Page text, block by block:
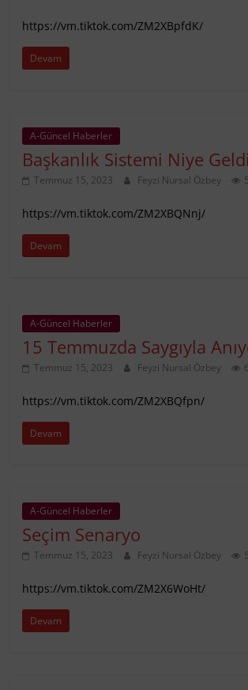
https://vm.tiktok.com/ZM2XBpfdK/
Devam
A-Güncel Haberler
Başkanlık Sistemi Niye
Temmuz 15, 2023 Feyzi Nursal Özbey
https://vm.tiktok.com/ZM2XBQNnj/
Devam
A-Güncel Haberler
15 Temmuzda Saygıyla
Temmuz 15, 2023 Feyzi Nursal Özbey
https://vm.tiktok.com/ZM2XBQfpn/
Devam
A-Güncel Haberler
Seçim Senaryo
Temmuz 15, 2023 Feyzi Nursal Özbey
https://vm.tiktok.com/ZM2X6WoHt/
Devam